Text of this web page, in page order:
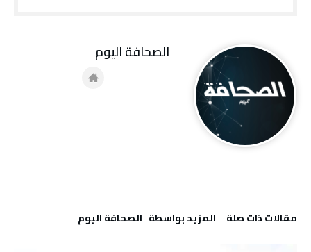
‫مقالات ذات صلة‬ ‫‫المزيد بواسطة‬ ‬ ‭ ‬الصحافة‭ ‬اليوم